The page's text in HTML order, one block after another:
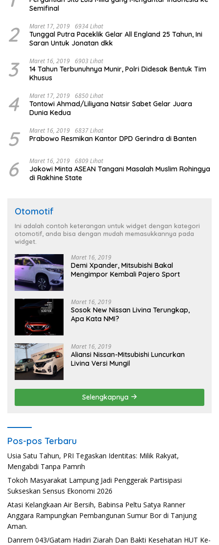
Semifinal
2 Maret 17, 2019 6934 Lihat
Tunggal Putra Paceklik Gelar All England 25 Tahun, Ini
Saran Untuk Jonatan dkk
3 Maret 16, 2019 6903 Lihat
14 Tahun Terbunuhnya Munir, Polri Didesak Bentuk Tim
Khusus
4 Maret 17, 2019 6850 Lihat
Tontowi Ahmad/Liliyana Natsir Sabet Gelar Juara
Dunia Kedua
5 Maret 16, 2019 6837 Lihat
Prabowo Resmikan Kantor DPD Gerindra di Banten
6 Maret 16, 2019 6809 Lihat
Jokowi Minta ASEAN Tangani Masalah Muslim Rohingya
di Rakhine State
Otomotif
Ini adalah contoh keterangan untuk widget dengan kategori
otomotif, anda bisa dengan mudah memasukkannya pada
widget.
Maret 16, 2019
Demi Xpander, Mitsubishi Bakal
Mengimpor Kembali Pajero Sport
Maret 16, 2019
Sosok New Nissan Livina Terungkap,
Apa Kata NMI?
Maret 16, 2019
Aliansi Nissan-Mitsubishi Luncurkan
Livina Versi Mungil
Selengkapnya
Pos-pos Terbaru
Usia Satu Tahun, PRI Tegaskan Identitas: Milik Rakyat,
Mengabdi Tanpa Pamrih
Tokoh Masyarakat Lampung Jadi Penggerak Partisipasi
Sukseskan Sensus Ekonomi 2026
Atasi Kelangkaan Air Bersih, Babinsa Peltu Satya Ranner
Anggara Rampungkan Pembangunan Sumur Bor di Tanjung
Aman.
Danrem 043/Gatam Hadiri Ziarah Dan Bakti Kesehatan HUT Ke-